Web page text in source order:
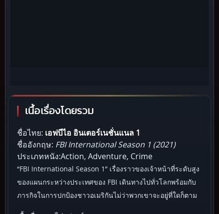
เนื้อเรื่องโดยรวม
ชื่อไทย: เอฟบีไอ อินเตอร์เนชั่นแนล 1
ชื่ออังกฤษ: FBI International Season 1 (2021)
ประเภทหนัง:Action, Adventure, Crime
“FBI International Season 1” เรื่องราวของเจ้าหน้าที่ระดับสูง
ของแผนกระหว่างประเทศของ FBI เดินทางไปทั่วโลกพร้อมกับ
ภารกิจในการปกป้องชาวอเมริกันไม่ว่าพวกเขาจะอยู่ที่ใดก็ตาม